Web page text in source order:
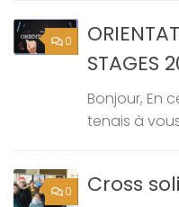
0
STAGES
Bonjour, En
tenais à
0 Cross